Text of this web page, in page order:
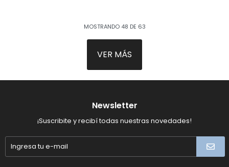
MOSTRANDO 48 DE 63
VER MÁS
Newsletter
¡Suscribite y recibí todas nuestras novedades!